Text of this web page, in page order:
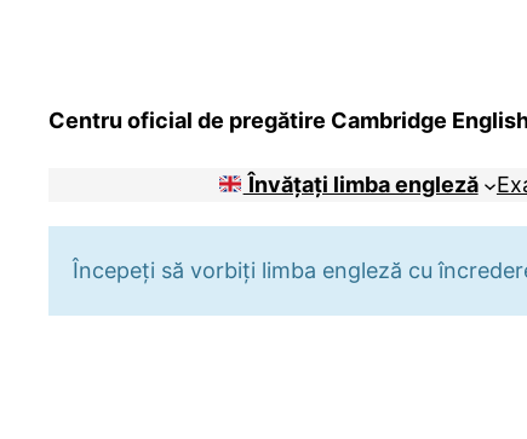
Centru oficial de pregătire Cambridge
Învățați limba engleză
Începeți să vorbiți limba engleză cu